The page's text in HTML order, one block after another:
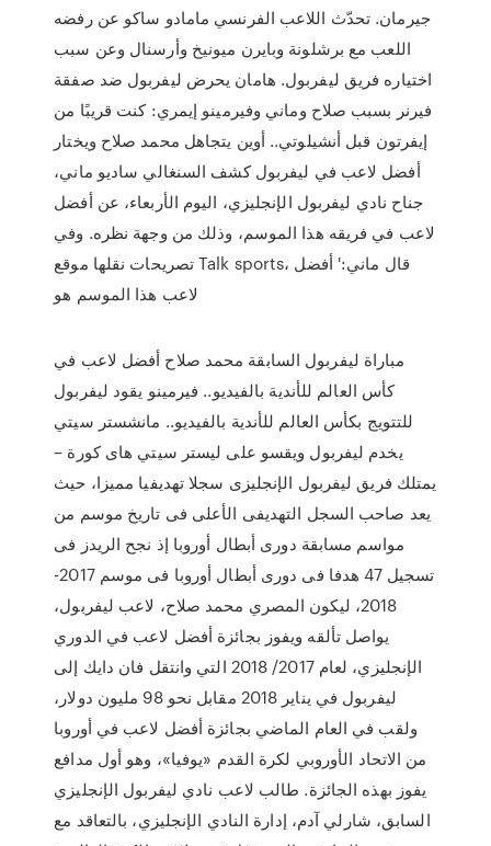
جيرمان. تحدّث اللاعب الفرنسي مامادو ساكو عن رفضه
اللعب مع برشلونة وبايرن ميونيخ وأرسنال وعن سبب
اختياره فريق ليفربول. هامان يحرض ليفربول ضد صفقة
فيرنر بسبب صلاح وماني وفيرمينو إيمري: كنت قريبًا من
إيفرتون قبل أنشيلوتي.. أوين يتجاهل محمد صلاح ويختار
أفضل لاعب في ليفربول كشف السنغالي ساديو ماني،
جناح نادي ليفربول الإنجليزي، اليوم الأربعاء، عن أفضل
لاعب في فريقه هذا الموسم، وذلك من وجهة نظره. وفي
تصريحات نقلها موقع Talk sports، قال ماني:' أفضل
لاعب هذا الموسم هو
مباراة ليفربول السابقة محمد صلاح أفضل لاعب في
كأس العالم للأندية بالفيديو.. فيرمينو يقود ليفربول
للتتويج بكأس العالم للأندية بالفيديو.. مانشستر سيتي
يخدم ليفربول ويقسو على ليستر سيتي هاى كورة –
يمتلك فريق ليفربول الإنجليزى سجلا تهديفيا مميزا، حيث
يعد صاحب السجل التهديفى الأعلى فى تاريخ موسم من
مواسم مسابقة دورى أبطال أوروبا إذ نجح الريدز فى
تسجيل 47 هدفا فى دورى أبطال أوروبا فى موسم 2017-
2018، ليكون المصري محمد صلاح، لاعب ليفربول،
يواصل تألقه ويفوز بجائزة أفضل لاعب في الدوري
الإنجليزي، لعام 2017/ 2018 التي وانتقل فان دايك إلى
ليفربول في يناير 2018 مقابل نحو 98 مليون دولار،
ولقب في العام الماضي بجائزة أفضل لاعب في أوروبا
من الاتحاد الأوروبي لكرة القدم «يوفيا»، وهو أول مدافع
يفوز بهذه الجائزة. طالب لاعب نادي ليفربول الإنجليزي
السابق، شارلي آدم، إدارة النادي الإنجليزي، بالتعاقد مع